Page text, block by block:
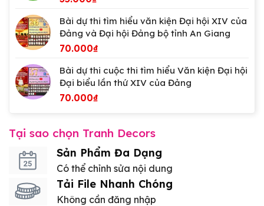
Bài dự thi tìm hiểu văn kiện Đại hội XIV của
Đảng và Đại hội Đảng bộ tỉnh An Giang
70.000₫
Bài dự thi cuộc thi tìm hiểu Văn kiện Đại hội
Đại biểu lần thứ XIV của Đảng
70.000₫
Tại sao chọn Tranh Decors
Sản Phẩm Đa Dạng
Có thể chỉnh sửa nội dung
Tải File Nhanh Chóng
Không cần đăng nhập